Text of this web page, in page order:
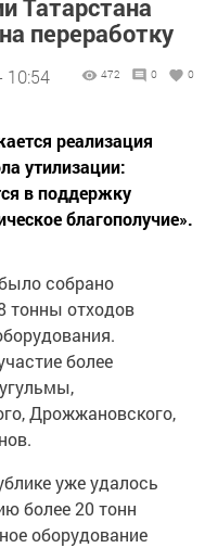
Татарстана
переработку
10:54 472 0 0
реализация
утилизации:
в поддержку
благополучие».
собрано
тонны отходов
более
Дрожжановского,
уже удалось
более 20 тонн
оборудование